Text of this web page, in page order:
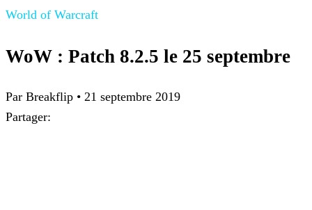
World of Warcraft
WoW : Patch 8.2.5 le 25 septembre
Par Breakflip • 21 septembre 2019
Partager: